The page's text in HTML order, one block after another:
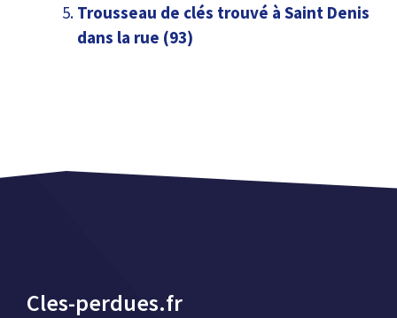
Trousseau de clés trouvé à Saint Denis
dans la rue (93)
Cles-perdues.fr